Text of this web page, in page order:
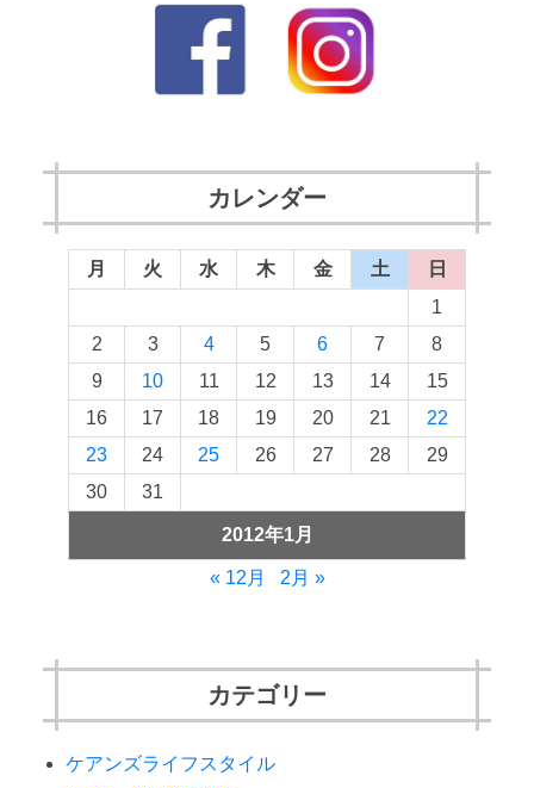
カレンダー
2012年1月
月 火 水 木 金 土
日
1
2
3 4 5 6 7
8
9
10 11 12 13 14
15
16
17 18 19 20 21
22
23
24 25 26 27 28
29
30
31
« 12月 2月 »
カテゴリー
ケアンズライフスタイル